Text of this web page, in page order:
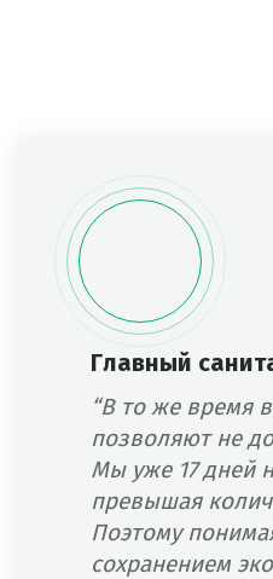
Главный
“В то же время
позволяют не
Мы уже 17 дней
превышая
Поэтому
сохранением